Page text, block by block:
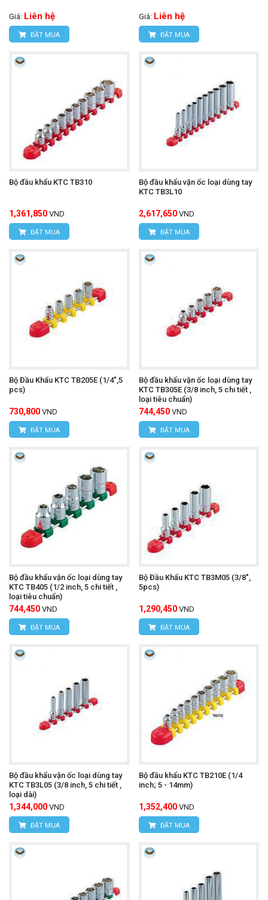
Giá: Liên hệ
ĐẶT MUA
Giá: Liên hệ
ĐẶT MUA
Bộ đầu khẩu KTC TB310
1,361,850 VND
ĐẶT MUA
Bộ đầu khẩu vặn ốc loại dùng tay
KTC TB3L10
2,617,650 VND
ĐẶT MUA
Bộ Đầu Khẩu KTC TB205E (1/4",5
pcs)
730,800 VND
ĐẶT MUA
Bộ đầu khẩu vặn ốc loại dùng tay
KTC TB305E (3/8 inch, 5 chi tiết ,
loại tiêu chuẩn)
744,450 VND
ĐẶT MUA
Bộ đầu khẩu vặn ốc loại dùng tay
KTC TB405 (1/2 inch, 5 chi tiết ,
loại tiêu chuẩn)
744,450 VND
ĐẶT MUA
Bộ Đầu Khẩu KTC TB3M05 (3/8",
5pcs)
1,290,450 VND
ĐẶT MUA
Bộ đầu khẩu vặn ốc loại dùng tay
KTC TB3L05 (3/8 inch, 5 chi tiết ,
loại dài)
1,344,000 VND
ĐẶT MUA
Bộ đầu khẩu KTC TB210E (1/4
inch; 5 - 14mm)
1,352,400 VND
ĐẶT MUA